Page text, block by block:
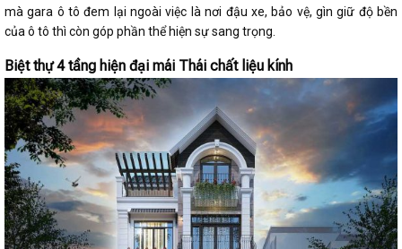
mà gara ô tô đem lại ngoài việc là nơi đậu xe, bảo vệ, gìn giữ độ bền
của ô tô thì còn góp phần thể hiện sự sang trọng.
Biệt thự 4 tầng hiện đại mái Thái chất liệu kính